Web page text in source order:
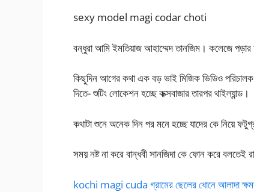
sexy model magi codar choti
বন্ধুরা আমি ইমতিয়াজ আহাম্মেদ তানজিম। কলেজে
কিছুদিন আগের কথা এক বড় ভাই মিজিক ভিডিও
দিতে- শুটিং লোকেশন হচ্ছে কক্সবাজার তারপর থাইল্যান্ড।
কথাটা শুনে অনেক দিন পর মনে হচ্ছে যাদের কে নিয়ে
সময় নষ্ট না করে বান্ধবী সানজিদা কে ফোন করে
kochi magi cuda গ্রামের ছেলের ধোনে আলাদা